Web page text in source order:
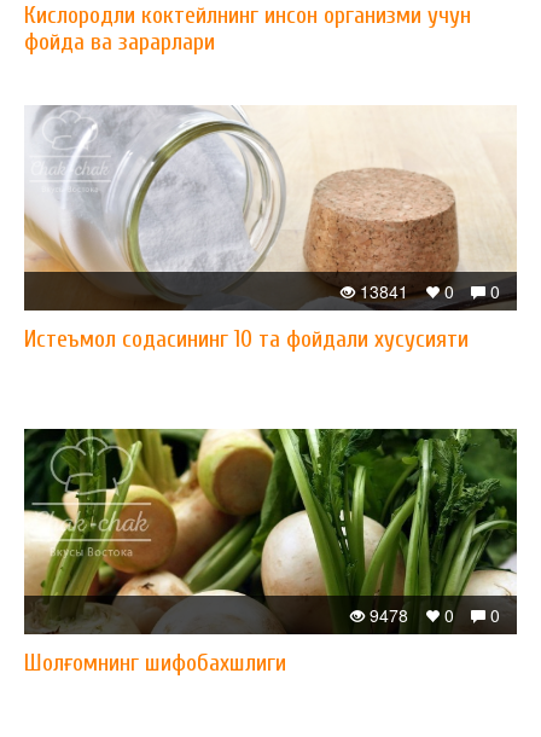
Кислородли коктейлнинг инсон организми учун
фойда ва зарарлари
0
0
13841
Истеъмол содасининг 10 та фойдали хусусияти
0
0
9478
Шолғомнинг шифобахшлиги